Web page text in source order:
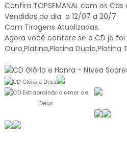
Confira TOPSEMANAL com os
Vendidos do dia a 12/07 a 20/7
Com Tiragens Atualizadas.
Agora você confere se o CD ja
Ouro,Platina,Platina Duplo,Platina